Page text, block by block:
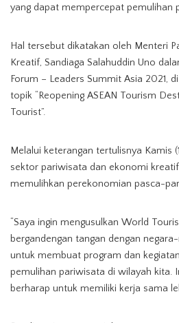
yang dapat mempercepat pemulihan
Hal tersebut dikatakan oleh Menteri
Kreatif, Sandiaga Salahuddin Uno
Forum – Leaders Summit Asia 2021,
topik “Reopening ASEAN Tourism
Tourist”.
Melalui keterangan tertulisnya Kamis
sektor pariwisata dan ekonomi
memulihkan perekonomian pasca-
“Saya ingin mengusulkan World
bergandengan tangan dengan
untuk membuat program dan
pemulihan pariwisata di wilayah kita.
berharap untuk memiliki kerja sama